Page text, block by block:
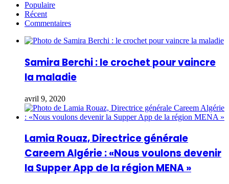
Populaire
Récent
Commentaires
Samira Berchi : le crochet pour vaincre
la maladie
avril 9, 2020
Lamia Rouaz, Directrice générale
Careem Algérie : «Nous voulons devenir
la Supper App de la région MENA »